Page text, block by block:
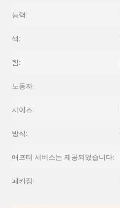
능력:
색:
힘:
노동자:
사이즈:
방식:
애프터 서비스는 제공되었습니다:
패키징: